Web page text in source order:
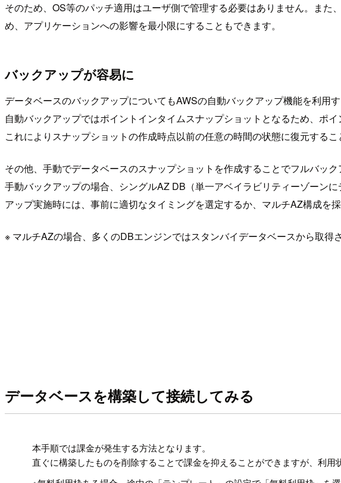
そのため、OS等のパッチ適用はユーザ側で管理する必要はありません。ま
め、アプリケーションへの影響を最小限にすることもできます。
バックアップが容易に
データベースのバックアップについてもAWSの自動バックアップ機能を利用
自動バックアップではポイントインタイムスナップショットとなるため、ポ
これによりスナップショットの作成時点以前の任意の時間の状態に復元するこ
その他、手動でデータベースのスナップショットを作成することでフルバック
手動バックアップの場合、シングルAZ DB（単一アベイラビリティーゾーン
アップ実施時には、事前に適切なタイミングを選定するか、マルチAZ構成を
※ マルチAZの場合、多くのDBエンジンではスタンバイデータベースから取得
データベースを構築して接続してみる
本手順では課金が発生する方法となります。
直ぐに構築したものを削除することで課金を抑えることができますが、利